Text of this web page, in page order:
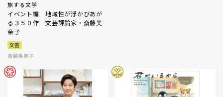
旅する文学
イベント編 地域性が浮かびあが
る３５０作 文芸評論家・斎藤美
奈子
文芸
斎藤美奈子